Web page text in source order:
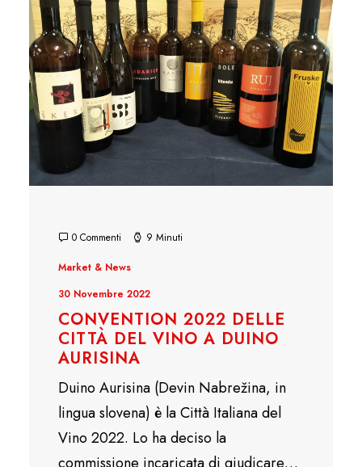
0 Commenti 9 Minuti
Market & News
30 Novembre 2022
CONVENTION 2022 DELLE
CITTÀ DEL VINO A DUINO
AURISINA
Duino Aurisina (Devin Nabrežina, in
lingua slovena) è la Città Italiana del
Vino 2022. Lo ha deciso la
commissione incaricata di giudicare…